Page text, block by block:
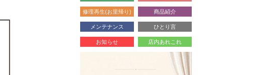
修理再生(お里帰り) 商品紹介
メンテナンス ひとり言
お知らせ 店内あれこれ